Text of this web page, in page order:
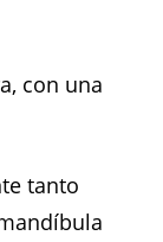
con una
tanto